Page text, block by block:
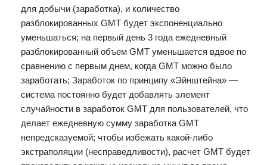
для добычи (заработка), и количество
разблокированных GMT будет экспоненциально
уменьшаться; на первый день 3 года ежедневный
разблокированный объем GMT уменьшается вдвое по
сравнению с первым днем, когда GMT можно было
заработать; Заработок по принципу «Эйнштейна» —
система постоянно будет добавлять элемент
случайности в заработок GMT для пользователей, что
делает ежедневную сумму заработка GMT
непредсказуемой; чтобы избежать какой-либо
экстраполяции (несправедливости), расчет GMT будет